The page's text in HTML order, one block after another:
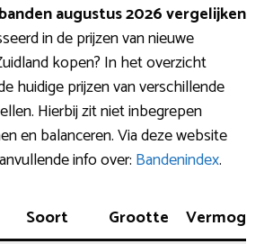
augustus 2026 vergelijken
in de prijzen van nieuwe
kopen? In het overzicht
huidige prijzen van verschillende
Hierbij zit niet inbegrepen
en balanceren. Via deze website
info over: Bandenindex.
Soort Grootte Vermogen